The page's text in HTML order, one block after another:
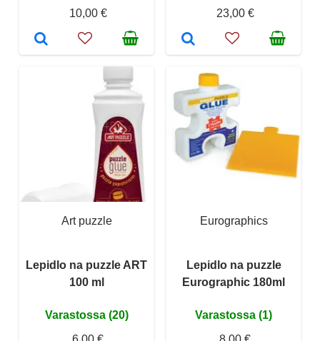
10,00 €
23,00 €
Art puzzle
Lepidlo na puzzle ART
100 ml
Varastossa (20)
Eurographics
Lepidlo na puzzle
Eurographic 180ml
Varastossa (1)